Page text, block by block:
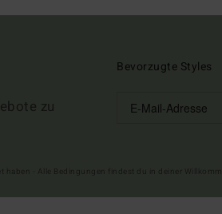
zu
Bevorzugte Styles